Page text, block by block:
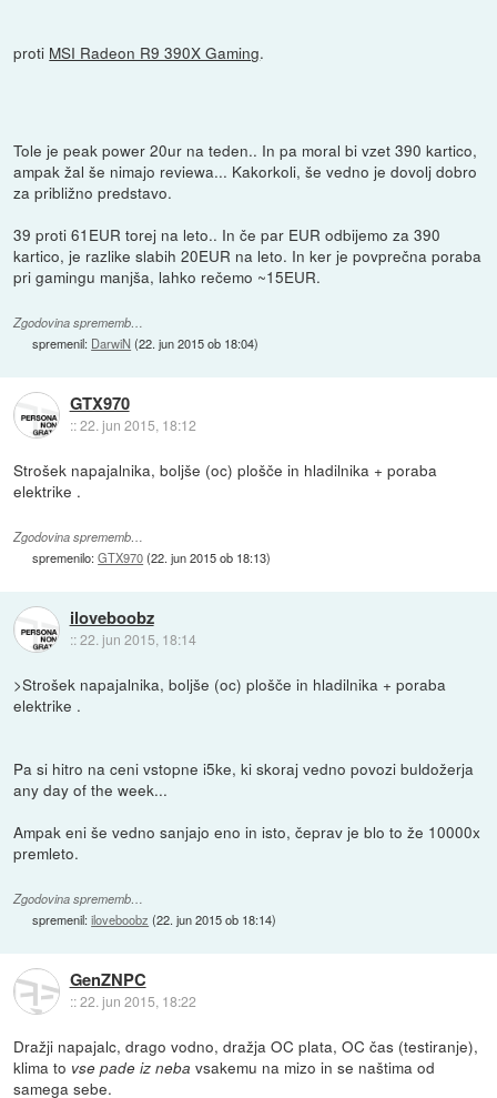
proti MSI Radeon R9 390X Gaming.
Tole je peak power 20ur na teden.. In pa moral bi vzet 390 kartico,
ampak žal še nimajo reviewa... Kakorkoli, še vedno je dovolj dobro
za približno predstavo.
39 proti 61EUR torej na leto.. In če par EUR odbijemo za 390
kartico, je razlike slabih 20EUR na leto. In ker je povprečna poraba
pri gamingu manjša, lahko rečemo ~15EUR.
Zgodovina sprememb…
spremenil: DarwiN (22. jun 2015 ob 18:04)
GTX970
::22. jun 2015, 18:12
Strošek napajalnika, boljše (oc) plošče in hladilnika + poraba
elektrike .
Zgodovina sprememb…
spremenilo:GTX970(22. jun 2015 ob 18:13)
iloveboobz
::22. jun 2015, 18:14
>Strošek napajalnika, boljše (oc) plošče in hladilnika + poraba
elektrike .
Pa si hitro na ceni vstopne i5ke, ki skoraj vedno povozi buldožerja
any day of the week...
Ampak eni še vedno sanjajo eno in isto, čeprav je blo to že 10000x
premleto.
Zgodovina sprememb…
spremenil:iloveboobz (22. jun 2015 ob 18:14)
GenZNPC
::22. jun 2015, 18:22
Dražji napajalc, drago vodno, dražja OC plata, OC čas (testiranje),
klima to vse pade iz neba vsakemu na mizo in se naštima od
samega sebe.